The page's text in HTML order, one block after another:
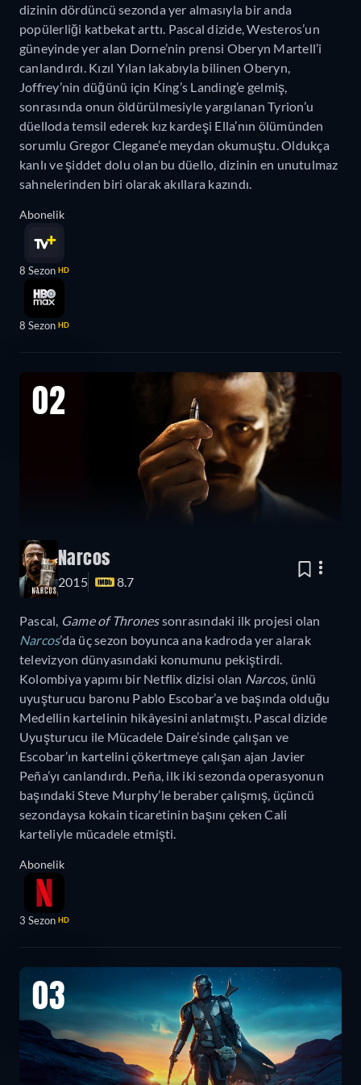
dizinin dördüncü sezonda yer almasıyla bir anda
popülerliği katbekat arttı. Pascal dizide, Westeros’un
güneyinde yer alan Dorne’nin prensi Oberyn Martell’i
canlandırdı. Kızıl Yılan lakabıyla bilinen Oberyn,
Joffrey’nin düğünü için King’s Landing’e gelmiş,
sonrasında onun öldürülmesiyle yargılanan Tyrion’u
düelloda temsil ederek kız kardeşi Ella’nın ölümünden
sorumlu Gregor Clegane’e meydan okumuştu. Oldukça
kanlı ve şiddet dolu olan bu düello, dizinin en unutulmaz
sahnelerinden biri olarak akıllara kazındı.
Abonelik
8 Sezon HD
8 Sezon HD
02
Narcos
2015 8.7
Pascal, Game of Thronessonrasındaki ilk projesi olan
Narcos’da üç sezon boyunca ana kadroda yer alarak
televizyon dünyasındaki konumunu pekiştirdi.
Kolombiya yapımı bir Netflix dizisi olan Narcos, ünlü
uyuşturucu baronu Pablo Escobar’a ve başında olduğu
Medellin kartelinin hikâyesini anlatmıştı. Pascal dizide
Uyuşturucu ile Mücadele Daire’sinde çalışan ve
Escobar’ın kartelini çökertmeye çalışan ajan Javier
Peña’yı canlandırdı. Peña, ilk iki sezonda operasyonun
başındaki Steve Murphy’le beraber çalışmış, üçüncü
sezondaysa kokain ticaretinin başını çeken Cali
karteliyle mücadele etmişti.
Abonelik
3 Sezon HD
03